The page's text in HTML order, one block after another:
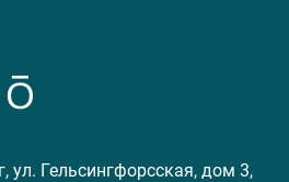
ул. Гельсингфорсская, дом 3,